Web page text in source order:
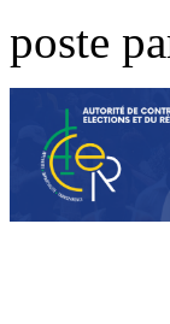
poste